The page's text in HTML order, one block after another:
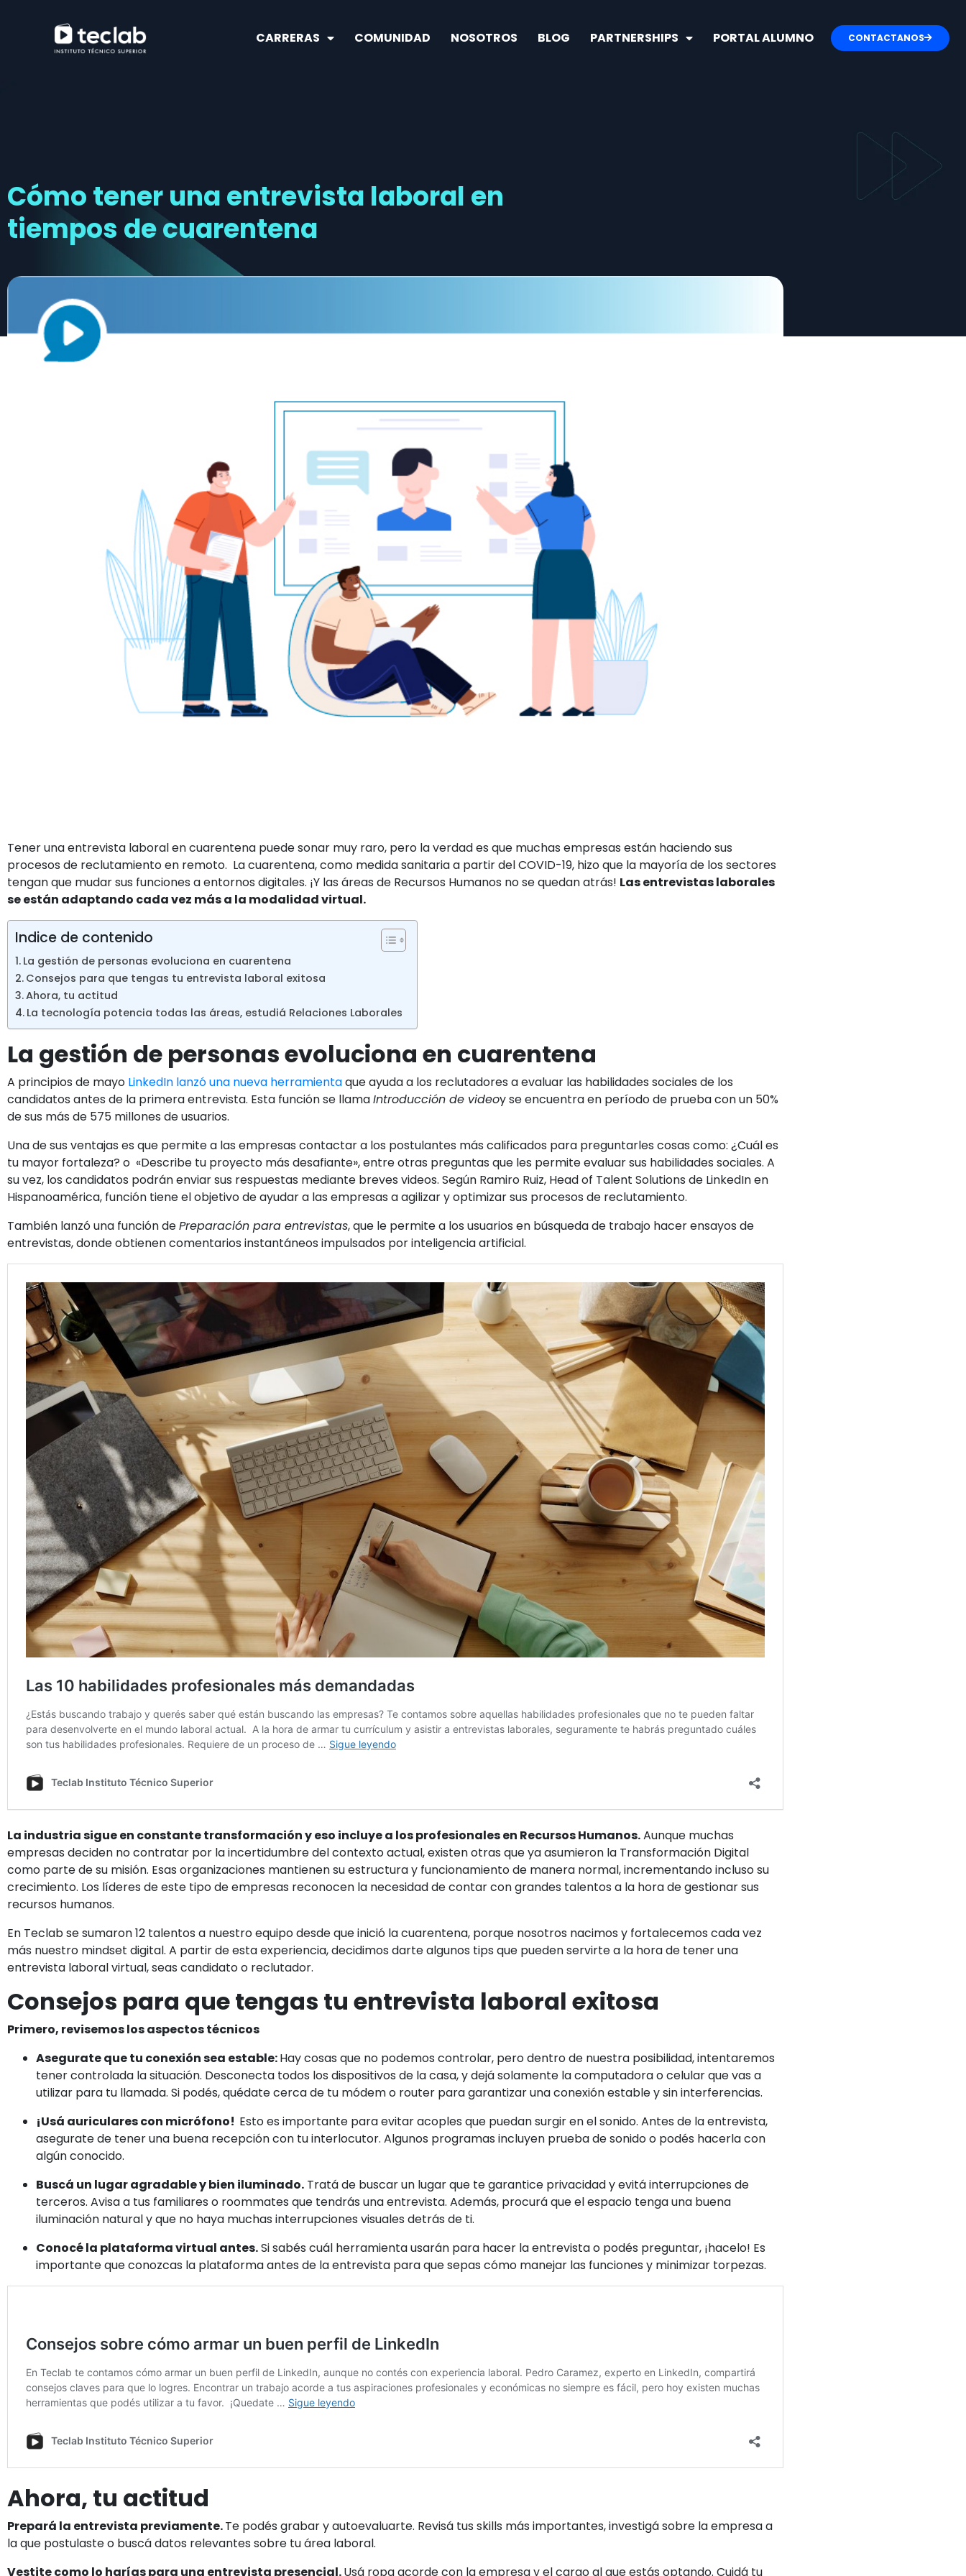
CARRERAS COMUNIDAD NOSOTROS BLOG PARTNERSHIPS PORTAL ALUMNO CONTACTANOS
Cómo tener una entrevista laboral en
tiempos de cuarentena
Tener una entrevista laboral en cuarentena puede sonar muy raro, pero la verdad es que muchas empresas están haciendo sus
procesos de reclutamiento en remoto. La cuarentena, como medida sanitaria a partir del COVID-19, hizo que la mayoría de los sectores
tengan que mudar sus funciones a entornos digitales. ¡Y las áreas de Recursos Humanos no se quedan atrás! Las entrevistas laborales
se están adaptando cada vez más a la modalidad virtual.
Indice de contenido
La gestión de personas evoluciona en cuarentena
Consejos para que tengas tu entrevista laboral exitosa
Ahora, tu actitud
La tecnología potencia todas las áreas, estudiá Relaciones Laborales
La gestión de personas evoluciona en cuarentena
A principios de mayo LinkedIn lanzó una nueva herramientaque ayuda a los reclutadores a evaluar las habilidades sociales de los
candidatos antes de la primera entrevista. Esta función se llamaIntroducción de videoy se encuentra en período de prueba con un 50%
de sus más de 575 millones de usuarios.
Una de sus ventajas es que permite a las empresas contactar a los postulantes más calificados para preguntarles cosas como: ¿Cuál es
tu mayor fortaleza? o «Describe tu proyecto más desafiante», entre otras preguntas que les permite evaluar sus habilidades sociales. A
su vez, los candidatos podrán enviar sus respuestas mediante breves videos. Según Ramiro Ruiz, Head of Talent Solutions de LinkedIn en
Hispanoamérica, función tiene el objetivo de ayudar a las empresas a agilizar y optimizar sus procesos de reclutamiento.
También lanzó una función dePreparación para entrevistas, que le permite a los usuarios en búsqueda de trabajo hacer ensayos de
entrevistas, donde obtienen comentarios instantáneos impulsados por inteligencia artificial.
La industria sigue en constante transformación y eso incluye a los profesionales en Recursos Humanos.Aunque muchas
empresas deciden no contratar por la incertidumbre del contexto actual, existen otras que ya asumieron la Transformación Digital
como parte de su misión. Esas organizaciones mantienen su estructura y funcionamiento de manera normal, incrementando incluso su
crecimiento. Los líderes de este tipo de empresas reconocen la necesidad de contar con grandes talentos a la hora de gestionar sus
recursos humanos.
En Teclabse sumaron 12 talentos a nuestro equipo desde que inició la cuarentena, porque nosotros nacimos y fortalecemos cada vez
más nuestro mindset digital. A partir de esta experiencia, decidimos darte algunos tips que pueden servirte a la hora de tener una
entrevista laboral virtual, seas candidato o reclutador.
Consejos para que tengas tu entrevista laboral exitosa
Primero, revisemos los aspectos técnicos
Asegurate que tu conexión sea estable:Hay cosas que no podemos controlar, pero dentro de nuestra posibilidad, intentaremos
tener controlada la situación. Desconecta todos los dispositivos de la casa, y dejá solamente la computadora o celular que vas a
utilizar para tu llamada. Si podés, quédate cerca de tu módem o router para garantizar una conexión estable y sin interferencias.
¡Usá auriculares con micrófono! Esto es importante para evitar acoples que puedan surgir en el sonido. Antes de la entrevista,
asegurate de tener una buena recepción con tu interlocutor. Algunos programas incluyen prueba de sonido o podés hacerla con
algún conocido.
Buscá un lugar agradable y bien iluminado. Tratá de buscar un lugar que te garantice privacidad y evitá interrupciones de
terceros. Avisa a tus familiares o roommates que tendrás una entrevista. Además, procurá que el espacio tenga una buena
iluminación natural y que no haya muchas interrupciones visuales detrás de ti.
Conocé la plataforma virtual antes.Si sabés cuál herramienta usarán para hacer la entrevista o podés preguntar, ¡hacelo! Es
importante que conozcas la plataforma antes de la entrevista para que sepas cómo manejar las funciones y minimizar torpezas.
Ahora, tu actitud
Prepará la entrevista previamente.Te podés grabar y autoevaluarte. Revisá tus skills más importantes, investigá sobre la empresa a
la que postulaste o buscá datos relevantes sobre tu área laboral.
Vestite como lo harías para una entrevista presencial.Usá ropa acorde con la empresa y el cargo al que estás optando. Cuidá tu